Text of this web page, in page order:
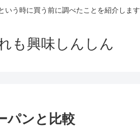
いう時に買う前に調べたことを紹介します
も興味しんしん
パンと比較